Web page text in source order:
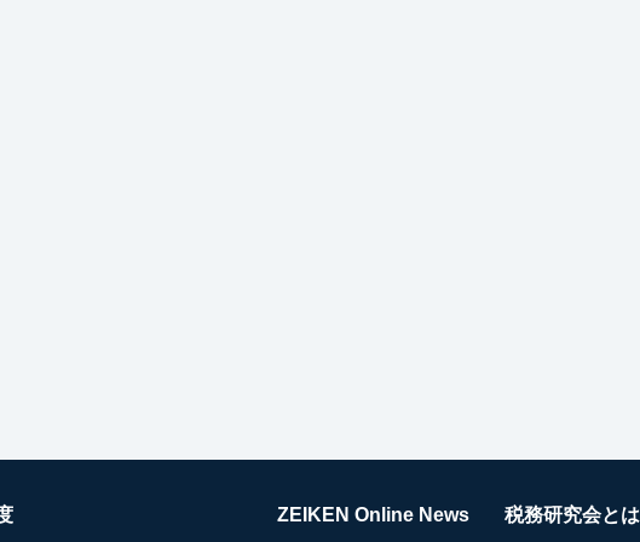
ZEIKEN Online News 税務研究会とは